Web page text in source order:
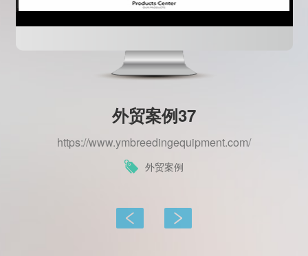
外贸案例37
https://www.ymbreedingequipment.com/
外贸案例
下一篇：